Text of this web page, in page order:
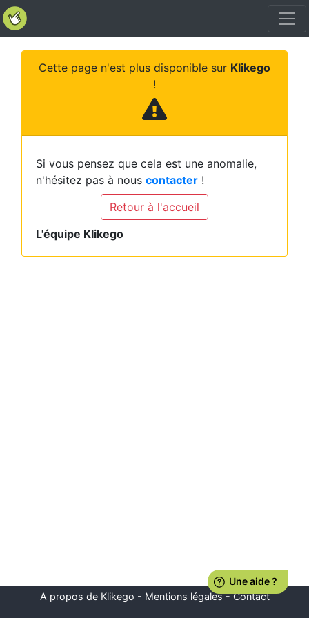
Cette page n'est plus disponible sur Klikego
!
Si vous pensez que cela est une anomalie,
n'hésitez pas à nous contacter !
Retour à l'accueil
L'équipe Klikego
A propos de Klikego - Mentions légales-Contact